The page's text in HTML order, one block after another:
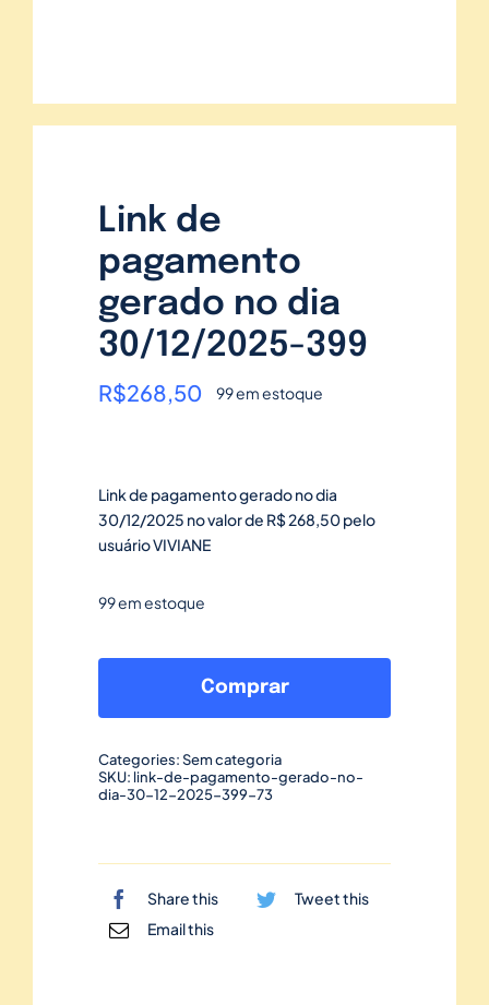
Link de
pagamento
gerado no dia
30/12/2025-399
R$268,50 99 em estoque
Link de pagamento gerado no dia
30/12/2025 no valor de R$ 268,50 pelo
usuário VIVIANE
99 em estoque
de
no
dia
quantidade
Comprar
Categories:Sem categoria
SKU: link-de-pagamento-gerado-no-
dia-30-12-2025-399-73
Share this
Tweet this
Email this